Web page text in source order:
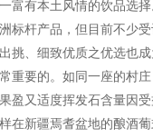
富有本土风情的饮品选
标杆产品，但目前不少
挑、细致优质之优选也
重要的。如同一座的村
盈又适度挥发石含量因
在新疆焉耆盆地的酿酒